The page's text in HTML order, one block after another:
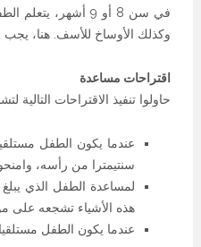
في سن 8 أو 9
وكذلك الأوساخ للأسف. هنا،
اقتراحات مساعدة
حاولوا تنفيذ الاقتراحات
سنتيمترا من رأسه،
لمساعدة الطفل الذي
هذه الأشياء تشجعه على
عندما يكون الطفل